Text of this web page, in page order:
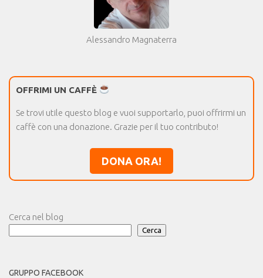
Alessandro Magnaterra
OFFRIMI UN CAFFÈ
Se trovi utile questo blog e vuoi supportarlo, puoi offrirmi un
caffè con una donazione. Grazie per il tuo contributo!
DONA ORA!
Cerca nel blog
Cerca
GRUPPO FACEBOOK